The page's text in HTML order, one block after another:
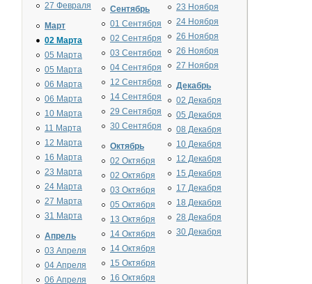
27 Февраля
Март
02 Марта
05 Марта
05 Марта
06 Марта
06 Марта
10 Марта
11 Марта
12 Марта
16 Марта
23 Марта
24 Марта
27 Марта
31 Марта
Апрель
03 Апреля
04 Апреля
06 Апреля
Сентябрь
01 Сентября
02 Сентября
03 Сентября
04 Сентября
12 Сентября
14 Сентября
29 Сентября
30 Сентября
Октябрь
02 Октября
02 Октября
03 Октября
05 Октября
13 Октября
14 Октября
14 Октября
15 Октября
16 Октября
23 Ноября
24 Ноября
26 Ноября
26 Ноября
27 Ноября
Декабрь
02 Декабря
05 Декабря
08 Декабря
10 Декабря
12 Декабря
15 Декабря
17 Декабря
18 Декабря
28 Декабря
30 Декабря